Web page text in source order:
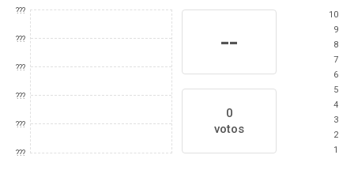
???
???
???
???
???
???
--
0
votos
10
9
8
7
6
5
4
3
2
1